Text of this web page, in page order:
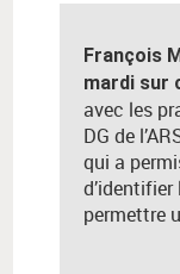
François
mardi sur
avec les
DG de
qui a
permettre